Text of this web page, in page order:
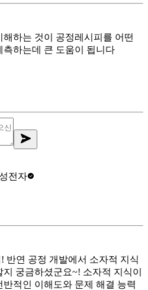
하는 것이 공정레시피를 어떤
측하는데 큰 도움이 됩니다
전자
반연 공정 개발에서 소자적 지식
궁금하셨군요~! 소자적 지식이
적인 이해도와 문제 해결 능력